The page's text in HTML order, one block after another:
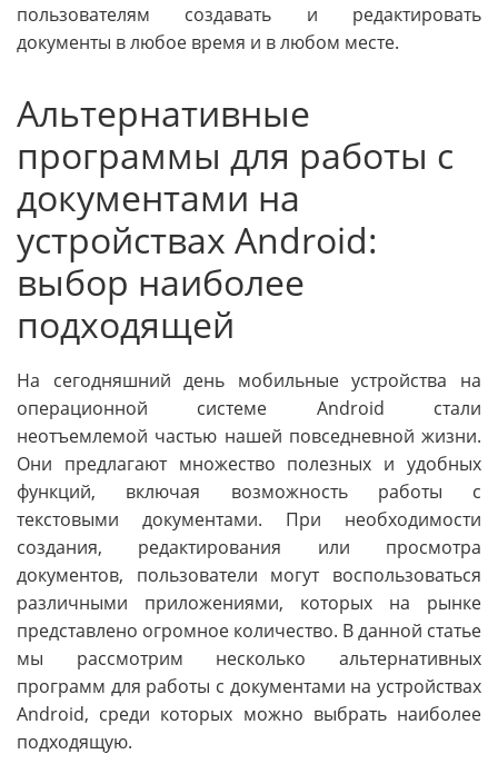
пользователям создавать и редактировать
документы в любое время и в любом месте.
Альтернативные
программы для работы с
документами на
устройствах Android:
выбор наиболее
подходящей
На сегодняшний день мобильные устройства на
операционной системе Android стали
неотъемлемой частью нашей повседневной жизни.
Они предлагают множество полезных и удобных
функций, включая возможность работы с
текстовыми документами. При необходимости
создания, редактирования или просмотра
документов, пользователи могут воспользоваться
различными приложениями, которых на рынке
представлено огромное количество. В данной статье
мы рассмотрим несколько альтернативных
программ для работы с документами на устройствах
Android, среди которых можно выбрать наиболее
подходящую.